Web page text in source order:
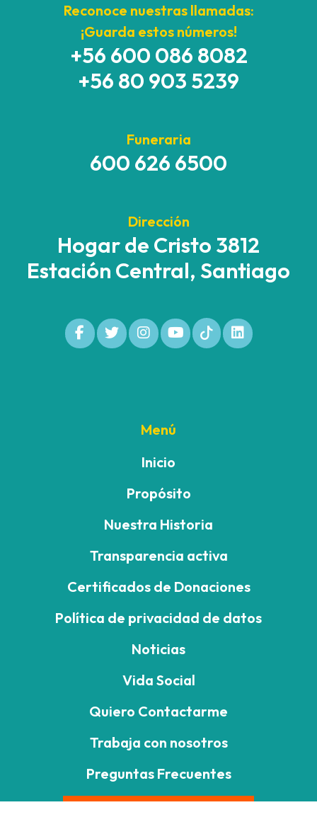
Reconoce nuestras llamadas:
¡Guarda estos números!
+56 600 086 8082
+56 80 903 5239
Funeraria
600 626 6500
Dirección
Hogar de Cristo 3812
Estación Central, Santiago
Menú
Inicio
Propósito
Nuestra Historia
Transparencia activa
Certificados de Donaciones
Política de privacidad de datos
Noticias
Vida Social
Quiero Contactarme
Trabaja con nosotros
Preguntas Frecuentes